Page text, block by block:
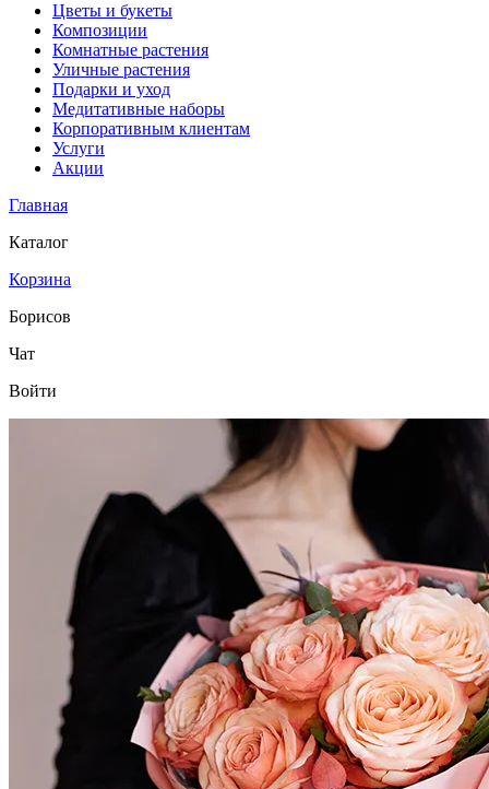
Цветы и букеты
Композиции
Комнатные растения
Уличные растения
Подарки и уход
Медитативные наборы
Корпоративным клиентам
Услуги
Акции
Главная
Каталог
Корзина
Борисов
Чат
Войти